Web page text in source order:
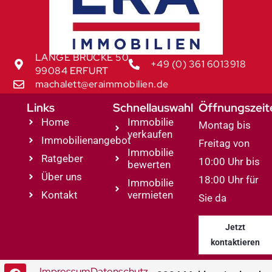
LANGE BRÜCKE 50
99084 ERFURT
+49 (0) 361 6013918
machalett@eraimmobilien.de
Links
Home
Immobilienangebot
Ratgeber
Über uns
Kontakt
Schnellauswahl
Immobilie
verkaufen
Immobilie
bewerten
Immobilie
vermieten
Montag bis
Freitag von
10:00 Uhr bis
18:00 Uhr für
Sie da
Jetzt
kontaktieren